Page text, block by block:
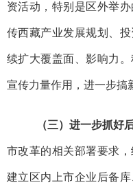
资活动，特别是区外举
传西藏产业发展规划、
续扩大覆盖面、影响力
宣传力量作用，进一步搞
（三）进一步抓好
市改革的相关部署要求
建立区内上市企业后备